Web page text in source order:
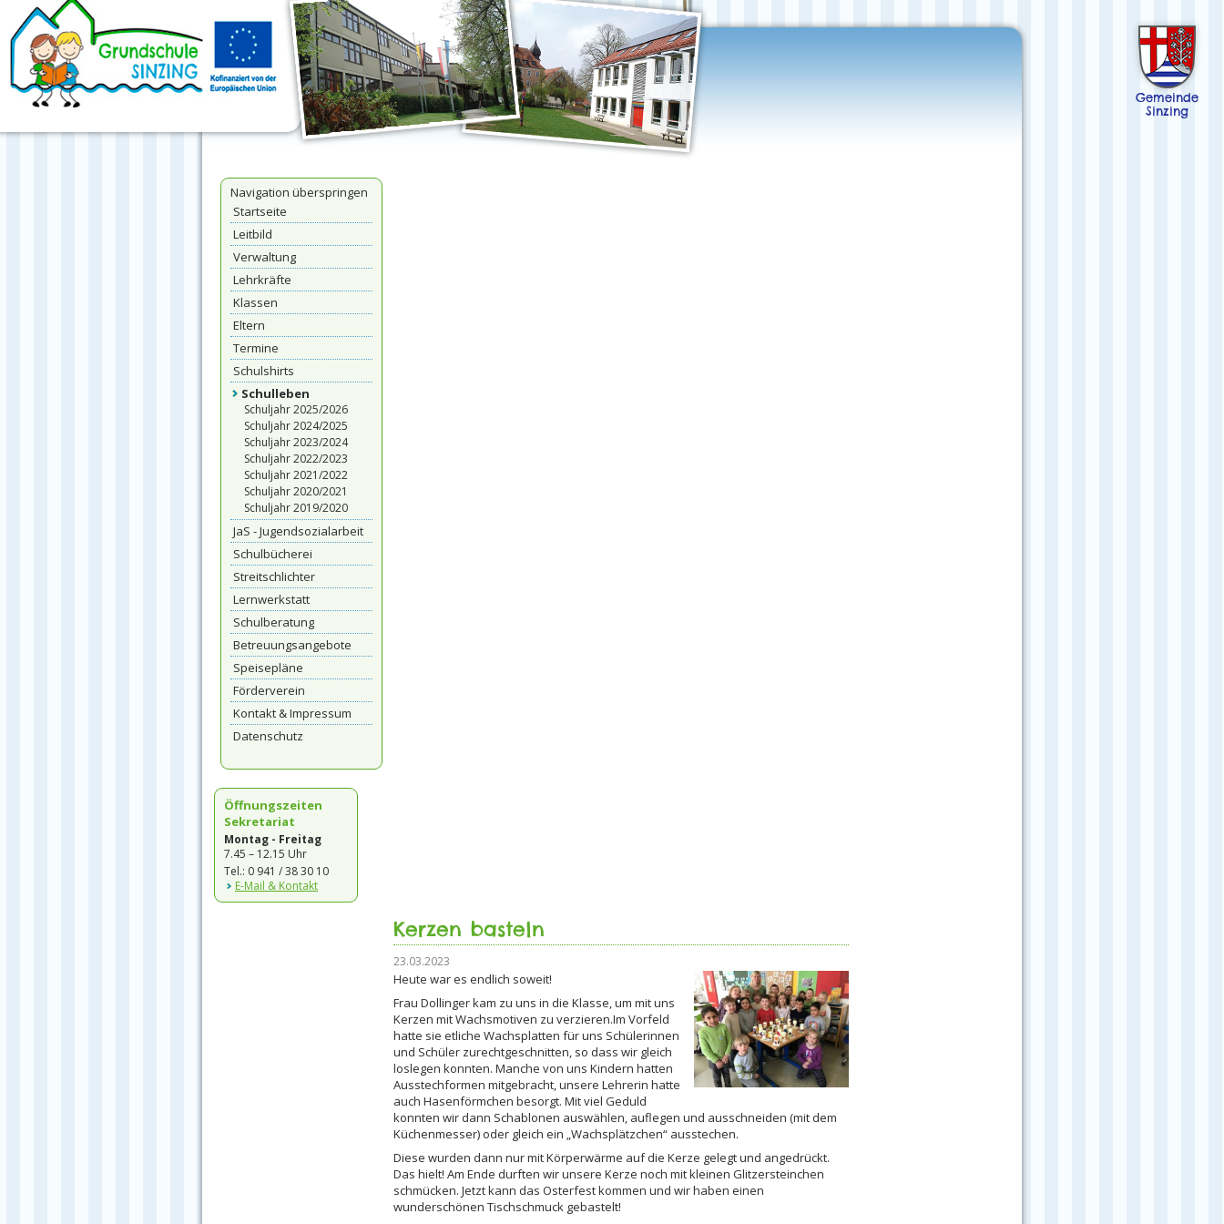
Gemeinde
Sinzing
Navigation überspringen
Startseite
Leitbild
Verwaltung
Lehrkräfte
Klassen
Eltern
Termine
Schulshirts
Schulleben
Schuljahr 2025/2026
Schuljahr 2024/2025
Schuljahr 2023/2024
Schuljahr 2022/2023
Schuljahr 2021/2022
Schuljahr 2020/2021
Schuljahr 2019/2020
JaS - Jugendsozialarbeit
Schulbücherei
Streitschlichter
Lernwerkstatt
Schulberatung
Betreuungsangebote
Speisepläne
Förderverein
Kontakt & Impressum
Datenschutz
Öffnungszeiten
Sekretariat
Montag - Freitag
7.45 – 12.15 Uhr
Tel.: 0 941 / 38 30 10
E-Mail & Kontakt
Kerzen basteln
23.03.2023
Heute war es endlich soweit!
Frau Dollinger kam zu uns in die Klasse, um mit uns
Kerzen mit Wachsmotiven zu verzieren.Im Vorfeld
hatte sie etliche Wachsplatten für uns Schülerinnen
und Schüler zurechtgeschnitten, so dass wir gleich
loslegen konnten. Manche von uns Kindern hatten
Ausstechformen mitgebracht, unsere Lehrerin hatte
auch Hasenförmchen besorgt. Mit viel Geduld
konnten wir dann Schablonen auswählen, auflegen und ausschneiden (mit dem
Küchenmesser) oder gleich ein „Wachsplätzchen“ ausstechen.
Diese wurden dann nur mit Körperwärme auf die Kerze gelegt und angedrückt.
Das hielt! Am Ende durften wir unsere Kerze noch mit kleinen Glitzersteinchen
schmücken. Jetzt kann das Osterfest kommen und wir haben einen
wunderschönen Tischschmuck gebastelt!